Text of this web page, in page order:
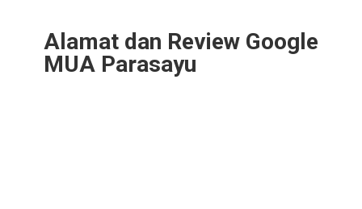
Alamat dan Review Google
MUA Parasayu